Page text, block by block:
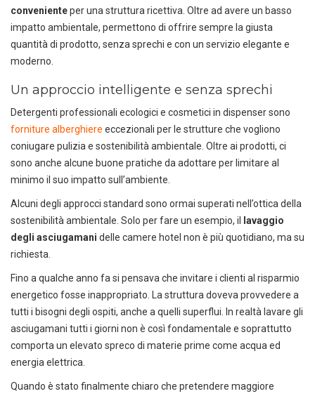
convenienteper una struttura ricettiva. Oltre ad avere un basso
impatto ambientale, permettono di offrire sempre la giusta
quantità di prodotto, senza sprechi e con un servizio elegante e
moderno.
Un approccio intelligente e senza sprechi
Detergenti professionali ecologici e cosmetici in dispenser sono
forniture alberghiere eccezionali per le strutture che vogliono
coniugare pulizia e sostenibilità ambientale. Oltre ai prodotti, ci
sono anche alcune buone pratiche da adottare per limitare al
minimo il suo impatto sull’ambiente.
Alcuni degli approcci standard sono ormai superati nell’ottica della
sostenibilità ambientale. Solo per fare un esempio, il lavaggio
degli asciugamani delle camere hotel non è più quotidiano, ma su
richiesta.
Fino a qualche anno fa si pensava che invitare i clienti al risparmio
energetico fosse inappropriato. La struttura doveva provvedere a
tutti i bisogni degli ospiti, anche a quelli superflui. In realtà lavare gli
asciugamani tutti i giorni non è così fondamentale e soprattutto
comporta un elevato spreco di materie prime come acqua ed
energia elettrica.
Quando è stato finalmente chiaro che pretendere maggiore